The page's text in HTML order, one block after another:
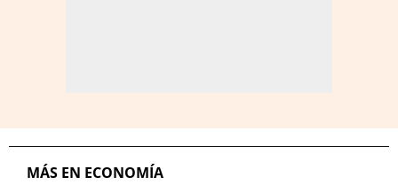
MÁS EN ECONOMÍA